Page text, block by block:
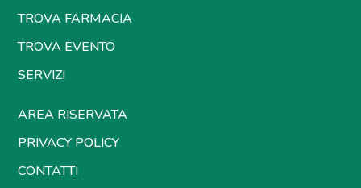
TROVA FARMACIA
TROVA EVENTO
SERVIZI
AREA RISERVATA
PRIVACY POLICY
CONTATTI